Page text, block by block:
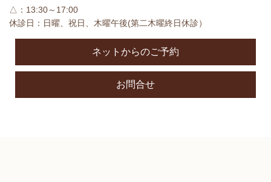
△：13:30～17:00
休診日：日曜、祝日、木曜午後(第二木曜終日休診）
ネットからのご予約
お問合せ